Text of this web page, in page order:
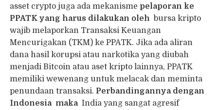
asset crypto juga ada mekanisme pelaporan ke
PPATK yang harus dilakukan oleh
bursa kripto
wajib melaporkan Transaksi Keuangan
Mencurigakan (TKM) ke PPATK. Jika ada aliran
dana hasil korupsi atau narkotika yang diubah
menjadi Bitcoin atau aset kripto lainnya, PPATK
memiliki wewenang untuk melacak dan meminta
penundaan transaksi. Perbandingannya dengan
Indonesia maka India yang sangat agresif